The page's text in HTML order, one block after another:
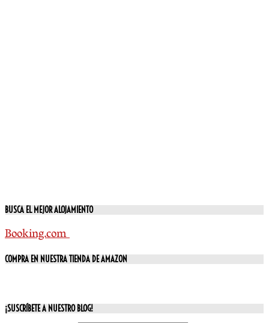
BUSCA EL MEJOR ALOJAMIENTO
Booking.com
COMPRA EN NUESTRA TIENDA DE AMAZON
¡SUSCRÍBETE A NUESTRO BLOG!